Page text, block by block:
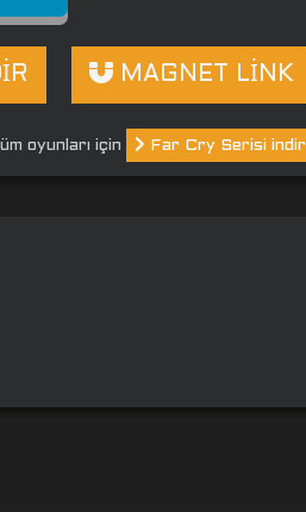
MAGNET LİNK
oyunları için Far Cry Serisi indir